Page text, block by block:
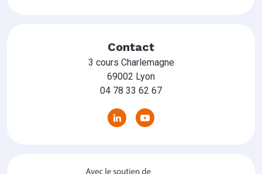
Contact
3 cours Charlemagne
69002 Lyon
04 78 33 62 67